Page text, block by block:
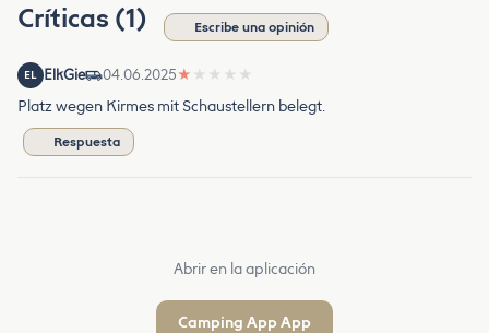
Críticas (1) Escribe una opinión
EL ElkGie 04.06.2025★ ★ ★ ★ ★
Platz wegen Kirmes mit Schaustellern belegt.
Respuesta
Abrir en la aplicación
Camping App App